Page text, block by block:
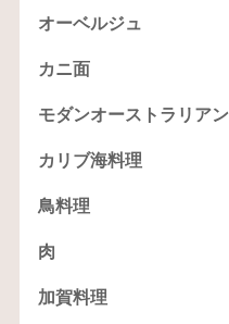
オーベルジュ
カニ面
モダンオーストラリアン
カリブ海料理
鳥料理
肉
加賀料理